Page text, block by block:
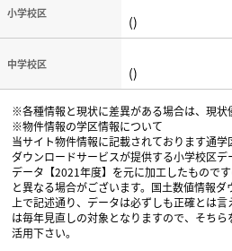
小学校区 ()
中学校区 ()
※各種情報と現状に差異がある場合は、現状
※物件情報の学区情報について
当サイト物件情報に記載されております通
ダウンロードサービスが提供する小学校区
データ【2021年度】を元に加工したもので
と異なる場合がございます。国土数値情報
上で記述通り、データは必ずしも正確とは
は毎年見直しの対象となりますので、そち
活用下さい。